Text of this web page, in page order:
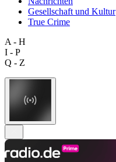
Gesellschaft und Kultur
True Crime
A - H
I - P
Q - Z